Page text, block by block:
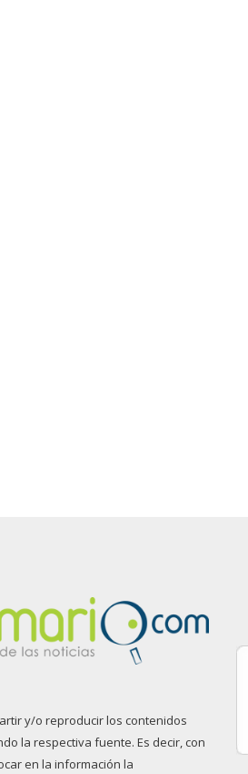
y/o reproducir los contenidos
la respectiva fuente. Es decir, con
en la información la